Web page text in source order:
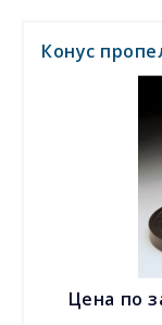
Конус
Цена по